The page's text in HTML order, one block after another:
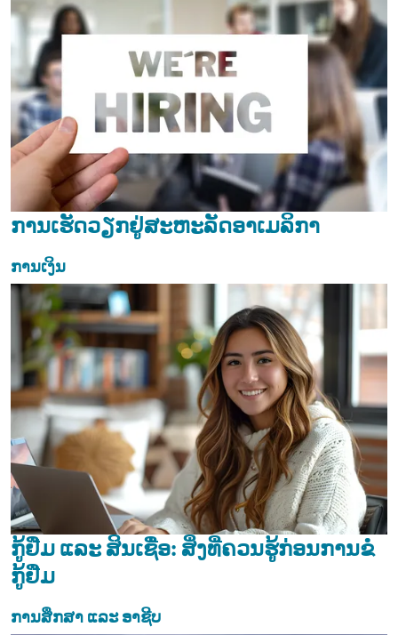
ການເຮັດວຽກຢູ່ສະຫະລັດອາເມລິກາ
ການເງິນ
ກູ້ຢືມ ແລະ ສິນເຊື່ອ: ສິ່ງທີ່ຄວນຮູ້ກ່ອນການຂໍ
ກູ້ຢືມ
ການສຶກສາ ແລະ ອາຊີບ